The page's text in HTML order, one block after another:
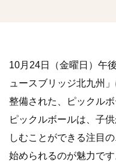
10月24日（金曜日）午
ュースブリッジ北九州
整備された、ピックル
ピックルボールは、子
しむことができる注目
始められるのが魅力です